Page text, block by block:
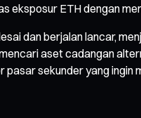
eksposur ETH dengan
dan berjalan lancar,
aset cadangan
pasar sekunder yang